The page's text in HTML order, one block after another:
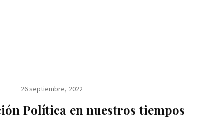
26 septiembre, 2022
Política en nuestros tiempos